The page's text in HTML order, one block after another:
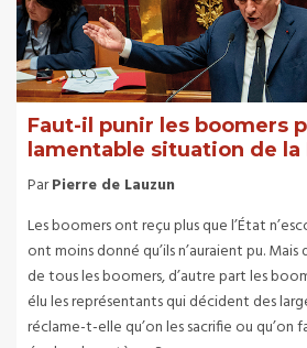
Faut-il punir les boomers
lamentable situation de la
ParPierre de Lauzun
Les boomers ont reçu plus que l’État
ont moins donné qu’ils n’auraient pu. Mais
de tous les boomers, d’autre part les
élu les représentants qui décident des
réclame-t-elle qu’on les sacrifie ou qu’on